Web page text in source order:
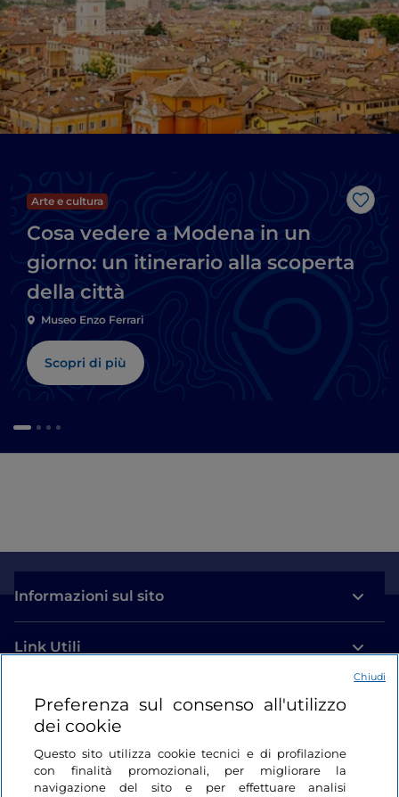
Like
Arte e cultura
Cosa vedere a Modena in un
giorno: un itinerario alla scoperta
della città
Museo Enzo Ferrari
Scopri di più
Informazioni sul sito
Link Utili
Login
Restiamo in contatto
Preferenza sul consenso all'utilizzo
dei cookie
Questo sito utilizza cookie tecnici e di profilazione
con finalità promozionali, per migliorare la
navigazione del sito e per effettuare analisi
Chiudi